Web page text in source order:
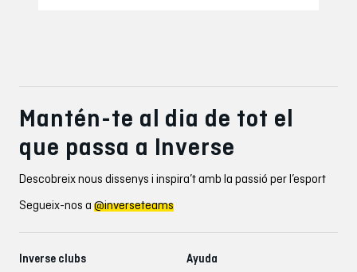
Mantén-te al dia de tot el
que passa a Inverse
Descobreix nous dissenys i inspira’t amb la passió per l’esport
Segueix-nos a @inverseteams
Inverse clubs Ayuda